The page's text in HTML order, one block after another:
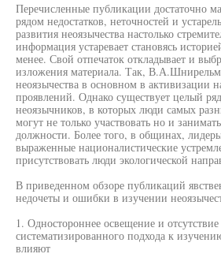
Перечисленные публикации достаточно
рядом недостатков, неточностей и
развития неоязычества настолько
информация устаревает становясь
менее. Свой отпечаток откладывает и
изложения материала. Так,
неоязычества в основном в активизации
проявлений. Однако существует целый
неоязычников, в которых люди самых
могут не только участвовать но и
должности. Более того, в общинах,
выраженные националистические
присутствовать люди экологической
В приведенном обзоре публикаций
недочеты и ошибки в изучении
1. Одностороннее освещение и
систематизированного подхода к
влияют